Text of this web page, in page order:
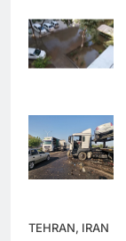
TEHRAN, IRAN